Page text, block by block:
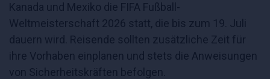
Kanada und Mexiko die FIFA Fußball-
Weltmeisterschaft 2026 statt, die bis zum 19. Juli
dauern wird. Reisende sollten zusätzliche Zeit für
ihre Vorhaben einplanen und stets die Anweisungen
von Sicherheitskräften befolgen.